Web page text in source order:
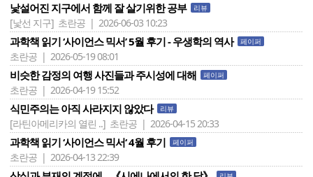
낯설어진 지구에서 함께 잘 살기위한 공부 리뷰
[낯선 지구] 초란공 | 2026-06-03 10:23
과학책 읽기 ‘사이언스 믹서’ 5월 후기 - 우생학의 역사 페이퍼
초란공 | 2026-05-19 08:01
비슷한 감정의 여행 사진들과 주시성에 대해 페이퍼
초란공 | 2026-04-19 15:52
식민주의는 아직 사라지지 않았다 리뷰
[라틴아메리카의 열린 ..] 초란공 | 2026-04-15 20:33
과학책 읽기 ‘ 사이언스 믹서‘ 4월 후기 페이퍼
초란공 | 2026-04-13 22:39